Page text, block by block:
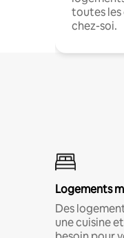
toutes
chez-soi.
Logements
Des
une cuisine